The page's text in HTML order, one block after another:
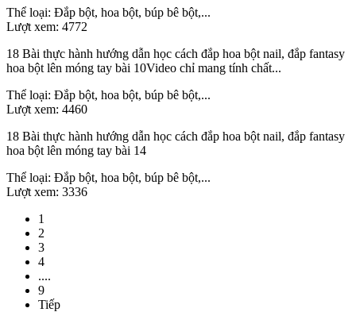
Thể loại: Đắp bột, hoa bột, búp bê bột,...
Lượt xem: 4772
18 Bài thực hành hướng dẫn học cách đắp hoa bột nail, đắp fantasy
hoa bột lên móng tay bài 10Video chỉ mang tính chất...
Thể loại: Đắp bột, hoa bột, búp bê bột,...
Lượt xem: 4460
18 Bài thực hành hướng dẫn học cách đắp hoa bột nail, đắp fantasy
hoa bột lên móng tay bài 14
Thể loại: Đắp bột, hoa bột, búp bê bột,...
Lượt xem: 3336
1
2
3
4
....
9
Tiếp